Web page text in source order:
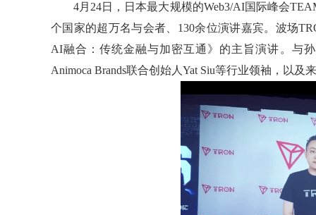
4月24日，日本最大规模的Web3/AI国际峰会
个国家的超万名与会者、130余位演讲嘉宾。波场
AI融合：传统金融与加密互通》的主旨演讲。与孙
Animoca Brands联合创始人Yat Siu等行业领袖，以